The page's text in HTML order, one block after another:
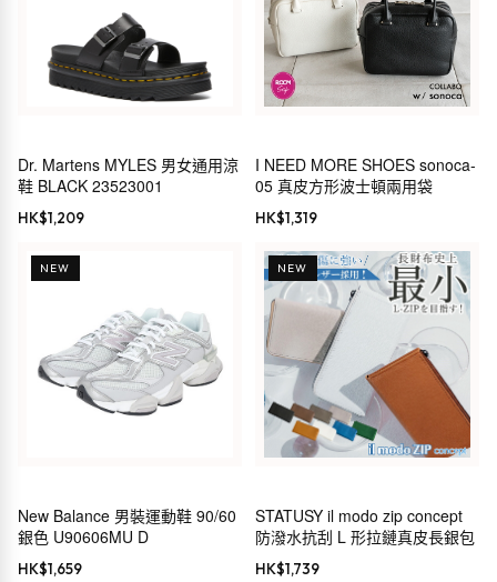
Dr. Martens MYLES 男女通用涼
鞋 BLACK 23523001
HK$1,209
I NEED MORE SHOES sonoca-
05 真皮方形波士頓兩用袋
HK$1,319
NEW
New Balance 男裝運動鞋 90/60
銀色 U90606MU D
HK$1,659
NEW
STATUSY il modo zip concept
防潑水抗刮 L 形拉鏈真皮長銀包
HK$1,739